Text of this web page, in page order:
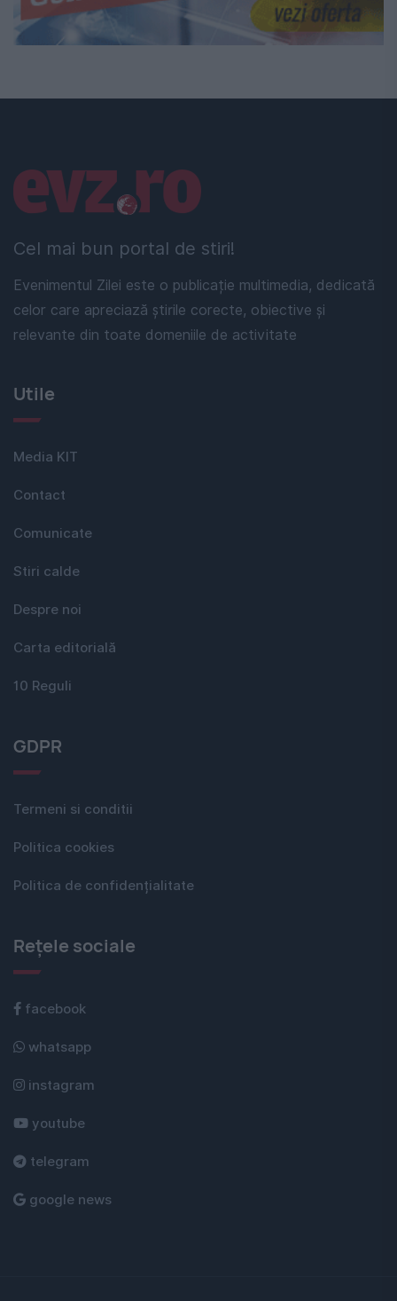
Cel mai bun portal de stiri!
Evenimentul Zilei este o publicație multimedia, dedicată
celor care apreciază știrile corecte, obiective și
relevante din toate domeniile de activitate
Linkuri utile
Utile
Media KIT
Contact
Comunicate
Stiri calde
Despre noi
Carta editorială
10 Reguli
GDPR
Termeni si conditii
Politica cookies
Politica de confidențialitate
Rețele sociale
facebook
whatsapp
instagram
youtube
telegram
google news